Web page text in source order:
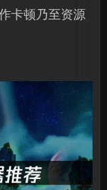
卡顿乃至资源